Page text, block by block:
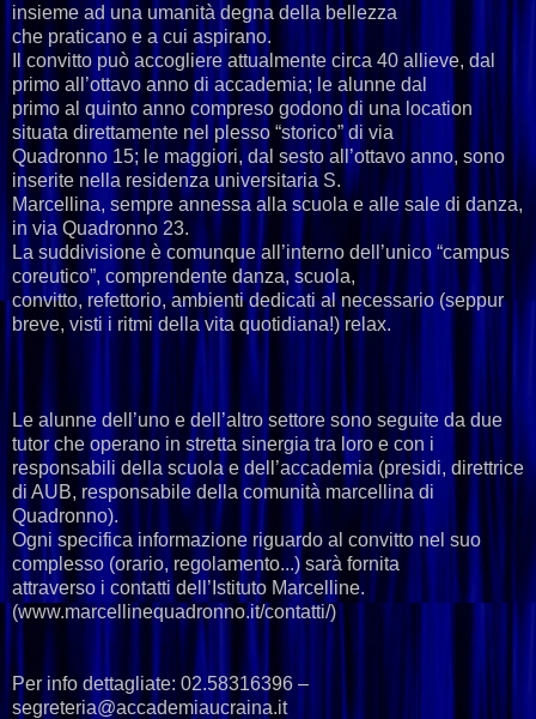
insieme ad una umanità degna della bellezza
che praticano e a cui aspirano.
Il convitto può accogliere attualmente circa 40 allieve, dal
primo all’ottavo anno di accademia; le alunne dal
primo al quinto anno compreso godono di una location
situata direttamente nel plesso “storico” di via
Quadronno 15; le maggiori, dal sesto all’ottavo anno, sono
inserite nella residenza universitaria S.
Marcellina, sempre annessa alla scuola e alle sale di danza,
in via Quadronno 23.
La suddivisione è comunque all’interno dell’unico “campus
coreutico”, comprendente danza, scuola,
convitto, refettorio, ambienti dedicati al necessario (seppur
breve, visti i ritmi della vita quotidiana!) relax.
Le alunne dell’uno e dell’altro settore sono seguite da due
tutor che operano in stretta sinergia tra loro e con i
responsabili della scuola e dell’accademia (presidi, direttrice
di AUB, responsabile della comunità marcellina di
Quadronno).
Ogni specifica informazione riguardo al convitto nel suo
complesso (orario, regolamento...) sarà fornita
attraverso i contatti dell’Istituto Marcelline.
(www.marcellinequadronno.it/contatti/)
Per info dettagliate: 02.58316396 –
segreteria@accademiaucraina.it